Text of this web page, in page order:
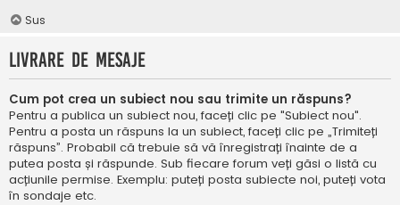
Sus
Livrare de mesaje
Cum pot crea un subiect nou sau trimite un răspuns?
Pentru a publica un subiect nou, faceți clic pe "Subiect nou".
Pentru a posta un răspuns la un subiect, faceți clic pe „Trimiteți
răspuns”. Probabil că trebuie să vă înregistrați înainte de a
putea posta și răspunde. Sub fiecare forum veți găsi o listă cu
acțiunile permise. Exemplu: puteți posta subiecte noi, puteți vota
în sondaje etc.